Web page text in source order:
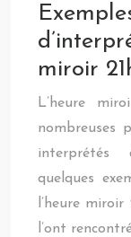
miroir
L’heure
nombreuses
interprétés
quelques
l’heure
l’ont